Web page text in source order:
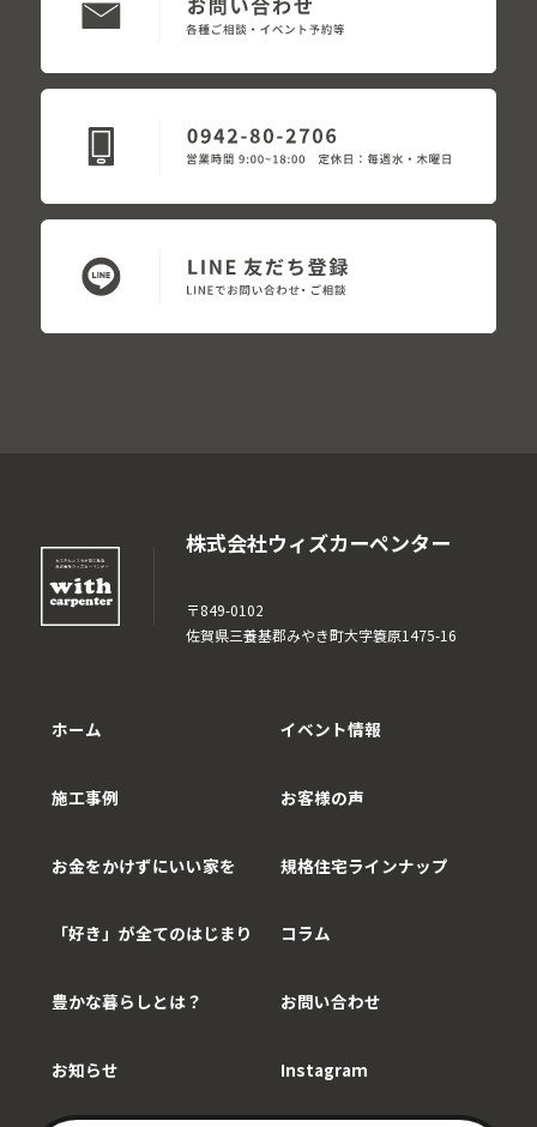
株式会社ウィズカーペンター
〒849-0102
佐賀県三養基郡みやき町大字簑原1475-16
ホーム
施工事例
お金をかけずにいい家を
「好き」が全てのはじまり
豊かな暮らしとは？
お知らせ
イベント情報
お客様の声
規格住宅ラインナップ
コラム
お問い合わせ
Instagram